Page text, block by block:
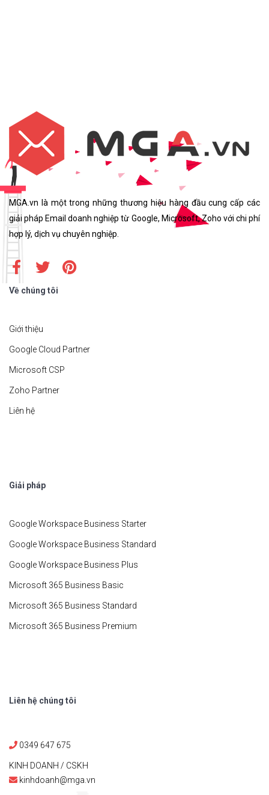
MGA.vn là một trong những thương hiệu hàng đầu cung cấp các
giải pháp Email doanh nghiệp từ Google, Microsoft, Zoho với chi phí
hợp lý, dịch vụ chuyên nghiệp.
Về chúng tôi
Giới thiệu
Google Cloud Partner
Microsoft CSP
Zoho Partner
Liên hệ
Giải pháp
Google Workspace Business Starter
Google Workspace Business Standard
Google Workspace Business Plus
Microsoft 365 Business Basic
Microsoft 365 Business Standard
Microsoft 365 Business Premium
Liên hệ chúng tôi
0349 647 675
KINH DOANH / CSKH
kinhdoanh@mga.vn